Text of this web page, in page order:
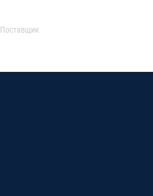
Поставщик